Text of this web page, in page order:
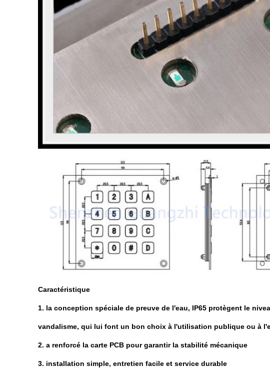
Caractéristique
1. la conception spéciale de preuve de l'eau, IP65 protègent le
vandalisme, qui lui font un bon choix à l'utilisation publique ou à
2. a renforcé la carte PCB pour garantir la stabilité mécanique
3. installation simple, entretien facile et service durable